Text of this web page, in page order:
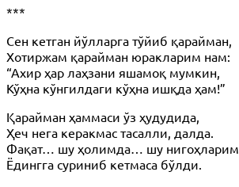
***
Сен кетган йўлларга тўйиб қарайман,
Хотиржам қарайман юракларим нам:
“Ахир ҳар лаҳзани яшамоқ мумкин,
Кўҳна кўнгилдаги кўҳна ишқда ҳам!”
Қарайман ҳаммаси ўз ҳудудида,
Ҳеч нега керакмас тасалли, далда.
Фақат… шу ҳолимда… шу нигоҳларим
Ёдингга суриниб кетмаса бўлди.